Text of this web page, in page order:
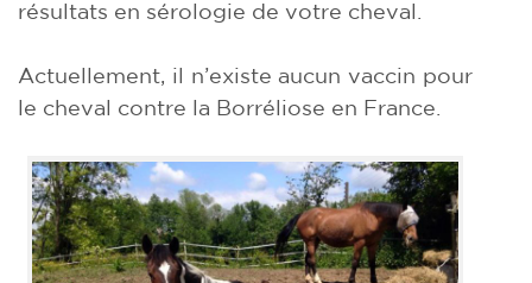
résultats en sérologie de votre cheval.
Actuellement, il n’existe aucun vaccin pour
le cheval contre la Borréliose en France.